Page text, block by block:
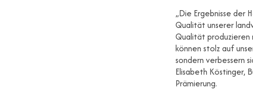
„Die Ergebnisse der
Qualität unserer
Qualität produzieren
können stolz auf
sondern verbessern
Elisabeth Köstinger,
Prämierung.